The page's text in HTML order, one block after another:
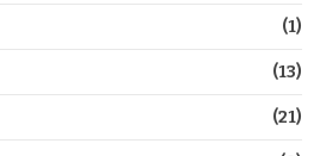
(1)
(13)
(21)